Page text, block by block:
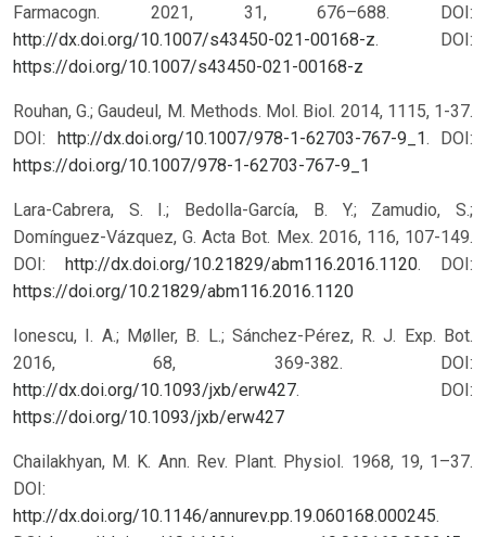
Farmacogn. 2021, 31, 676–688. DOI:
http://dx.doi.org/10.1007/s43450-021-00168-z. DOI:
https://doi.org/10.1007/s43450-021-00168-z
Rouhan, G.; Gaudeul, M. Methods. Mol. Biol. 2014, 1115, 1-37.
DOI: http://dx.doi.org/10.1007/978-1-62703-767-9_1. DOI:
https://doi.org/10.1007/978-1-62703-767-9_1
Lara-Cabrera, S. I.; Bedolla-García, B. Y.; Zamudio, S.;
Domínguez-Vázquez, G. Acta Bot. Mex. 2016, 116, 107-149.
DOI: http://dx.doi.org/10.21829/abm116.2016.1120. DOI:
https://doi.org/10.21829/abm116.2016.1120
Ionescu, I. A.; Møller, B. L.; Sánchez-Pérez, R. J. Exp. Bot.
2016, 68, 369-382. DOI:
http://dx.doi.org/10.1093/jxb/erw427. DOI:
https://doi.org/10.1093/jxb/erw427
Chailakhyan, M. K. Ann. Rev. Plant. Physiol. 1968, 19, 1–37.
DOI:
http://dx.doi.org/10.1146/annurev.pp.19.060168.000245.